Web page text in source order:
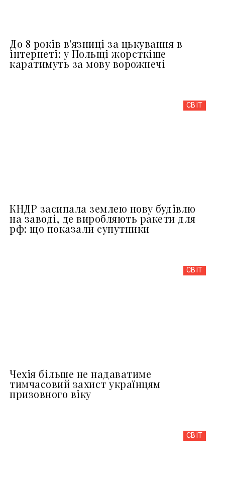
До 8 років в'язниці за цькування в
інтернеті: у Польщі жорсткіше
каратимуть за мову ворожнечі
СВІТ
КНДР засипала землею нову будівлю
на заводі, де виробляють ракети для
рф: що показали супутники
СВІТ
Чехія більше не надаватиме
тимчасовий захист українцям
призовного віку
СВІТ